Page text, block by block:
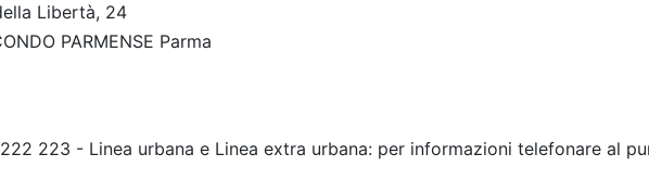
Libertà, 24
PARMENSE Parma
223 - Linea urbana e Linea extra urbana: per informazioni telefonare al